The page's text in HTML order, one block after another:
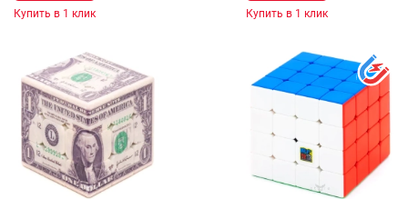
Купить в 1 клик Купить в 1 клик